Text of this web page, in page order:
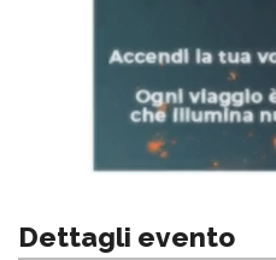
Dettagli evento